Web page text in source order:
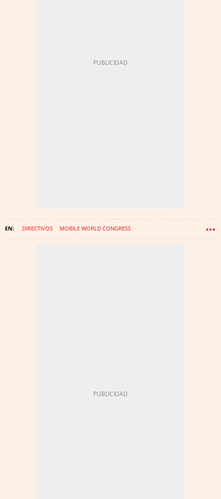
DIRECTIVOS MOBILE WORLD CONGRESS